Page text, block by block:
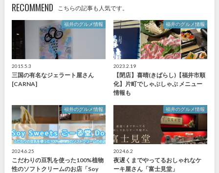
RECOMMEND こちらの記事も人気です。
福井のグルメ情報
2015.5.3
三国の有名なジェラート屋さん
[CARNA]
福井のグルメ情報
2023.2.19
【閉店】喜晴(きばらし)【福井市順
化】片町でしゃぶしゃぶ メニュー
情報も
福井のグルメ情報
2024.6.25
こだわりの豆乳を使った100%植物
性のソフトクリームのお店「Soy
福井のグルメ情報
2024.6.2
夜遅くまでやってるおしゃれなケ
ーキ屋さん「富士見堂」